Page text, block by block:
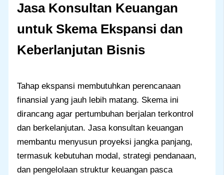
Jasa Konsultan Keuangan
untuk Skema Ekspansi dan
Keberlanjutan Bisnis
Tahap ekspansi membutuhkan perencanaan
finansial yang jauh lebih matang. Skema ini
dirancang agar pertumbuhan berjalan terkontrol
dan berkelanjutan. Jasa konsultan keuangan
membantu menyusun proyeksi jangka panjang,
termasuk kebutuhan modal, strategi pendanaan,
dan pengelolaan struktur keuangan pasca